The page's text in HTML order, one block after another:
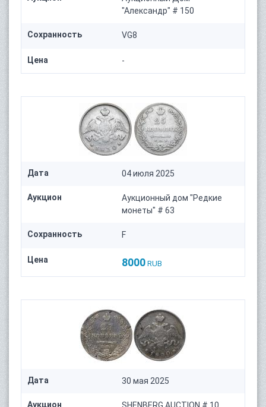
"Александр" # 150
Сохранность VG8
Цена -
Дата 04 июля 2025
Аукцион
Аукционный дом "Редкие
монеты" # 63
Сохранность F
Цена 8000 RUB
Дата 30 мая 2025
Аукцион SHENBERG AUCTION # 10